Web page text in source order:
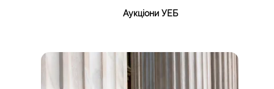
Аукціони УЕБ